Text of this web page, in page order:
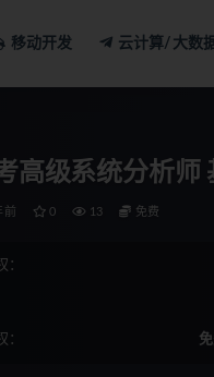
移动开发 云计算/大数
高级系统分析师
前 0 13 免费
：
：